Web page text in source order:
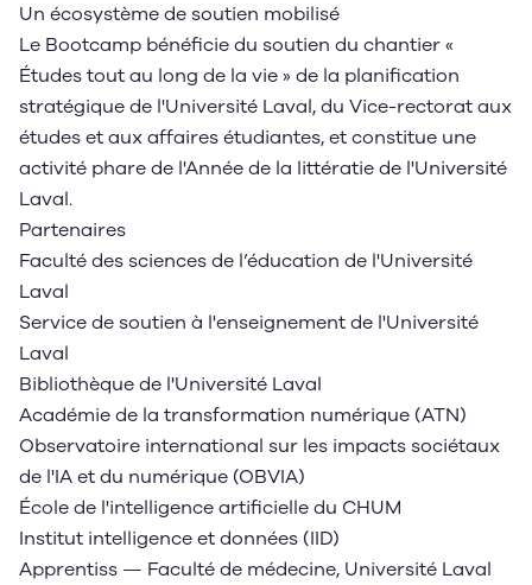
Un écosystème de soutien mobilisé
Le Bootcamp bénéficie du soutien du chantier «
Études tout au long de la vie » de la planification
stratégique de l'Université Laval, du Vice-rectorat aux
études et aux affaires étudiantes, et constitue une
activité phare de l'Année de la littératie de l'Université
Laval.
Partenaires
Faculté des sciences de l’éducation de l'Université
Laval
Service de soutien à l'enseignement de l'Université
Laval
Bibliothèque de l'Université Laval
Académie de la transformation numérique (ATN)
Observatoire international sur les impacts sociétaux
de l'IA et du numérique (OBVIA)
École de l'intelligence artificielle du CHUM
Institut intelligence et données (IID)
Apprentiss — Faculté de médecine, Université Laval